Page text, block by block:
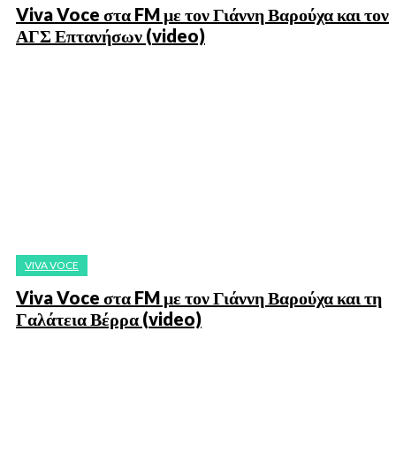
Viva Voce στα FM με τον Γιάννη Βαρούχα και τον
ΑΓΣ Επτανήσων (video)
VIVA VOCE
Viva Voce στα FM με τον Γιάννη Βαρούχα και τη
Γαλάτεια Βέρρα (video)